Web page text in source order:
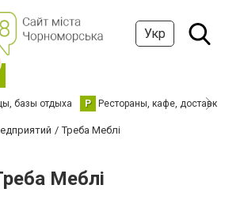
Укр
базы отдыха Р Рестораны, кафе,
Треба Меблі
Меблі